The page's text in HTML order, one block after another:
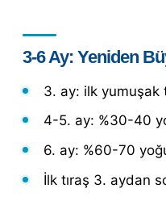
3-6 Ay: Yeniden
3. ay: ilk yumuşak
4-5. ay: %30-40
6. ay: %60-70
İlk tıraş 3. aydan